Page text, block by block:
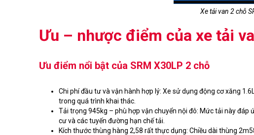
Xe tải van 2 chỗ
Ưu – nhược điểm của xe tải
Ưu điểm nổi bật của SRM X30LP 2 chỗ
Chi phí đầu tư và vận hành hợp lý: Xe sử dụng động cơ xăng
trong quá trình khai thác.
Tải trọng 945kg – phù hợp vận chuyển nội đô: Mức tải này
cư và các tuyến đường hạn chế tải.
Kích thước thùng hàng 2,58 rất thực dụng: Chiều dài thùng